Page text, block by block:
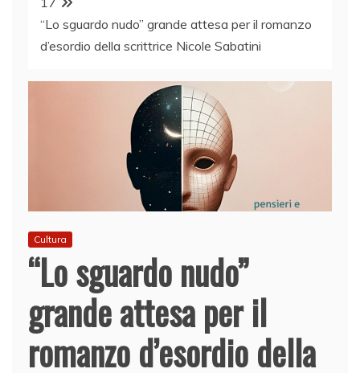
“Lo sguardo nudo” grande attesa per il romanzo
d’esordio della scrittrice Nicole Sabatini
Cultura
“Lo sguardo nudo”
grande attesa per il
romanzo d’esordio della